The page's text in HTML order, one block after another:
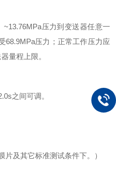
压力到变送器任意一
68.9MPa压力；正常工作压力应
量程上限。
之间可调。
片及其它标准测试条件下。）